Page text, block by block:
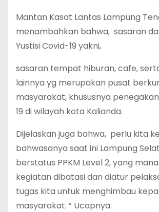
Mantan Kasat Lantas Lampung
menambahkan bahwa, sasaran
Yustisi Covid-19 yakni,
sasaran tempat hiburan, cafe,
lainnya yg merupakan pusat
masyarakat, khususnya
19 di wilayah kota Kalianda.
Dijelaskan juga bahwa, perlu kita
bahwasanya saat ini Lampung
berstatus PPKM Level 2, yang
kegiatan dibatasi dan diatur
tugas kita untuk menghimbau
masyarakat. ” Ucapnya.